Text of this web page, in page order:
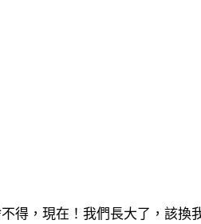
得，現在！我們長大了，該換